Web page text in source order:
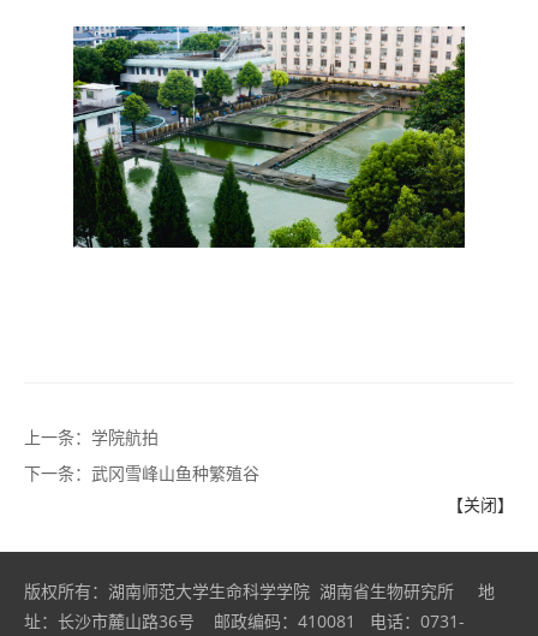
上一条： 学院航拍
下一条： 武冈雪峰山鱼种繁殖谷
【关闭】
版权所有：湖南师范大学生命科学学院 湖南省生物研究所 地
址：长沙市麓山路36号 邮政编码：410081 电话：0731-